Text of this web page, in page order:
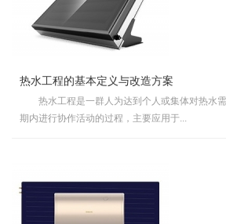
热水工程的基本定义与改造方案
热水工程是一群人为达到个人或集体对热水需
期内进行协作活动的过程，主要应用于...